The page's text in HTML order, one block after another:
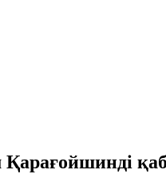
Қарағойшинді